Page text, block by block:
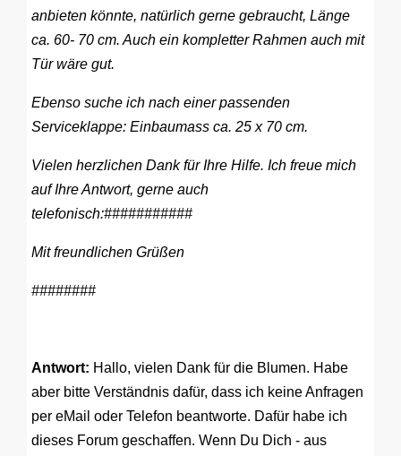
anbieten könnte, natürlich gerne gebraucht, Länge
ca. 60- 70 cm. Auch ein kompletter Rahmen auch mit
Tür wäre gut.
Ebenso suche ich nach einer passenden
Serviceklappe: Einbaumass ca. 25 x 70 cm.
Vielen herzlichen Dank für Ihre Hilfe. Ich freue mich
auf Ihre Antwort, gerne auch
telefonisch:###########
Mit freundlichen Grüßen
########
Antwort: Hallo, vielen Dank für die Blumen. Habe
aber bitte Verständnis dafür, dass ich keine Anfragen
per eMail oder Telefon beantworte. Dafür habe ich
dieses Forum geschaffen. Wenn Du Dich - aus